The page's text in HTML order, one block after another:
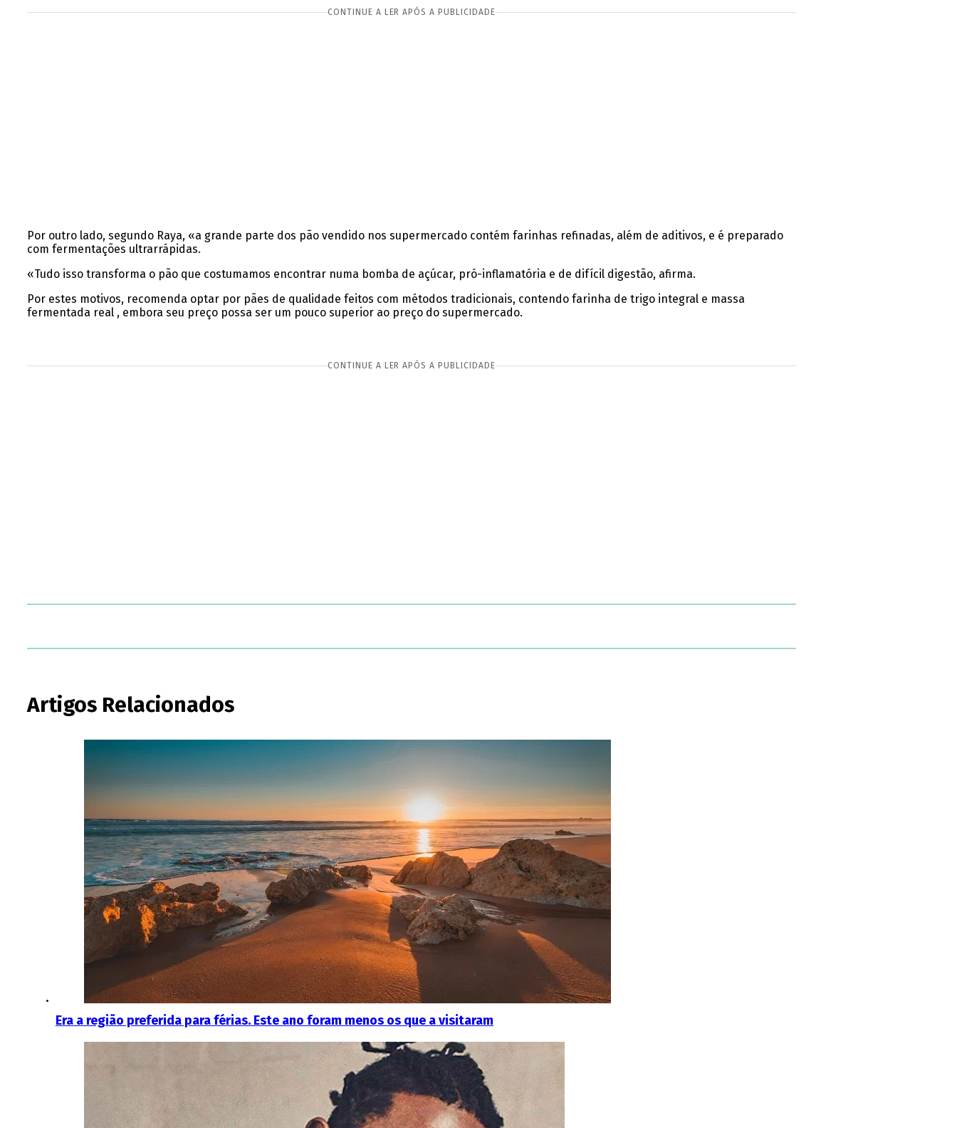
CONTINUE A LER APÓS A PUBLICIDADE
Por outro lado, segundo Raya, «a grande parte dos pão vendido nos supermercado contém farinhas refinadas, além de aditivos, e é preparado
com fermentações ultrarrápidas.
«Tudo isso transforma o pão que costumamos encontrar numa bomba de açúcar, pró-inflamatória e de difícil digestão, afirma.
Por estes motivos, recomenda optar por pães de qualidade feitos com métodos tradicionais, contendo farinha de trigo integral e massa
fermentada real , embora seu preço possa ser um pouco superior ao preço do supermercado.
CONTINUE A LER APÓS A PUBLICIDADE
Artigos Relacionados
Era a região preferida para férias. Este ano foram menos os que a visitaram